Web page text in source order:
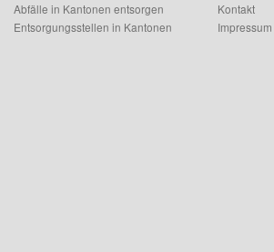
Abfälle in Kantonen entsorgen
Entsorgungsstellen in Kantonen
Kontakt
Impressum